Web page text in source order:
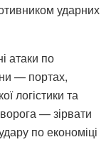
ударних
атаки по
— портах,
логістики та
— зірвати
по економіці